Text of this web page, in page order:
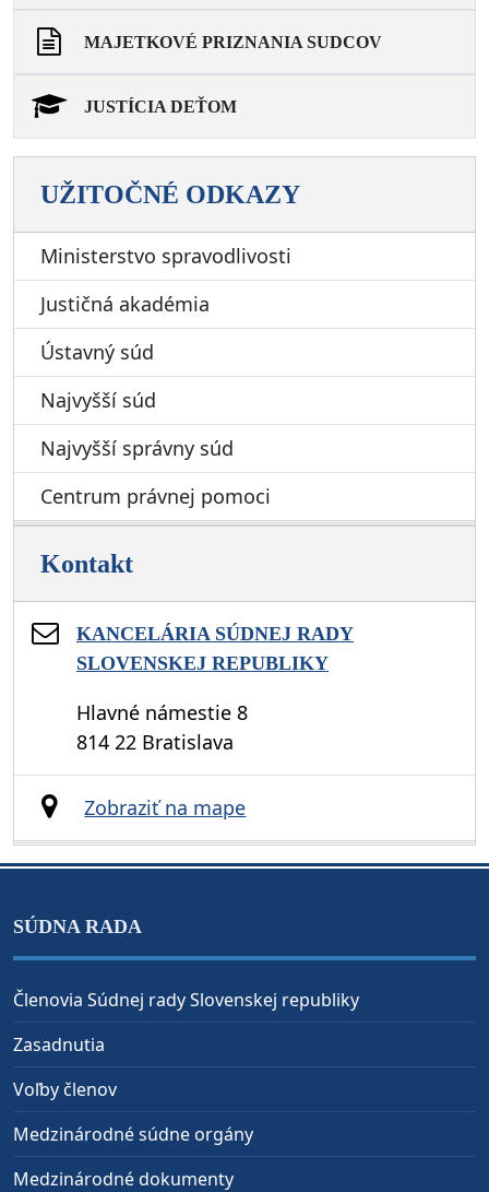
MAJETKOVÉ PRIZNANIA SUDCOV
JUSTÍCIA DEŤOM
UŽITOČNÉ ODKAZY
Ministerstvo spravodlivosti
Justičná akadémia
Ústavný súd
Najvyšší súd
Najvyšší správny súd
Centrum právnej pomoci
Kontakt
KANCELÁRIA SÚDNEJ RADY
SLOVENSKEJ REPUBLIKY
Hlavné námestie 8
814 22 Bratislava
Zobraziť na mape
SÚDNA RADA
Členovia Súdnej rady Slovenskej republiky
Zasadnutia
Voľby členov
Medzinárodné súdne orgány
Medzinárodné dokumenty